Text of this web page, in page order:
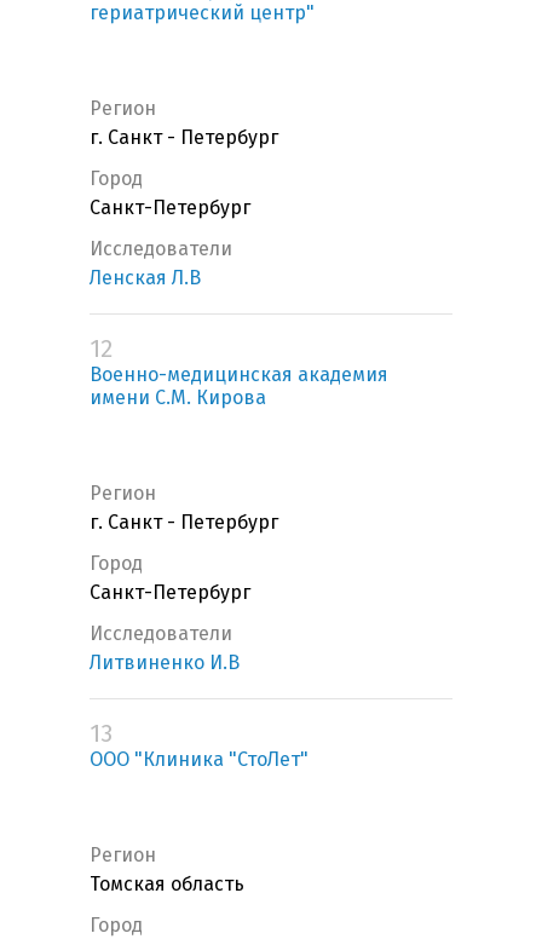
гериатрический центр"
Регион
г. Санкт - Петербург
Город
Санкт-Петербург
Исследователи
Ленская Л.В
12
Военно-медицинская академия
имени С.М. Кирова
Регион
г. Санкт - Петербург
Город
Санкт-Петербург
Исследователи
Литвиненко И.В
13
ООО "Клиника "СтоЛет"
Регион
Томская область
Город